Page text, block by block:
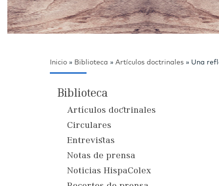
Inicio » Biblioteca » Artículos doctrinales » Una
Biblioteca
Artículos doctrinales
Circulares
Entrevistas
Notas de prensa
Noticias HispaColex